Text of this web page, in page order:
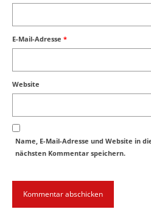
E-Mail-Adresse *
Website
Name, E-Mail-Adresse und Website in
nächsten Kommentar speichern.